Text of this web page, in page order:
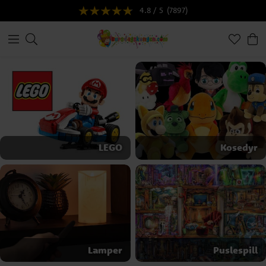
4.8 / 5 (7897)
LEGO Kosedyr
Lamper Puslespill